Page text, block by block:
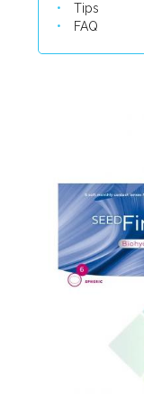
Tips
FAQ